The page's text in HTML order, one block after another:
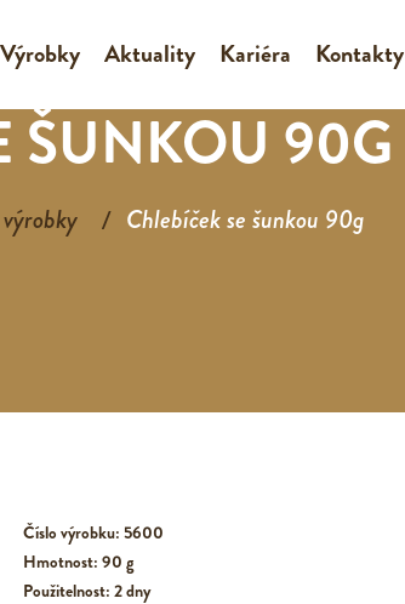
Výrobky Aktuality Kariéra Kontakty
ŠUNKOU 90G
Chlebíček se šunkou 90g
Číslo výrobku: 5600
Hmotnost: 90 g
Použitelnost: 2 dny